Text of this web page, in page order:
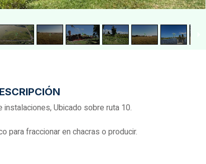
Ubicado sobre ruta 10.
para fraccionar en chacras o producir.